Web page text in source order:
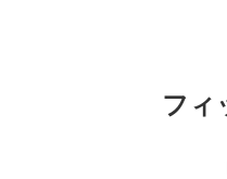
フィ